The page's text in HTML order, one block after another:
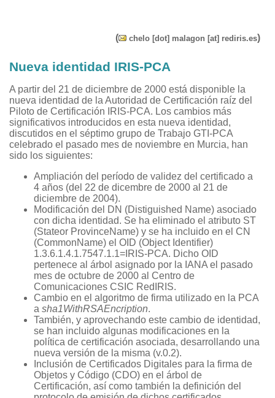
( chelo [dot] malagon [at] rediris.es)
Nueva identidad IRIS-PCA
A partir del 21 de diciembre de 2000 está disponible la
nueva identidad de la Autoridad de Certificación raíz del
Piloto de Certificación IRIS-PCA. Los cambios más
significativos introducidos en esta nueva identidad,
discutidos en el séptimo grupo de Trabajo GTI-PCA
celebrado el pasado mes de noviembre en Murcia, han
sido los siguientes:
Ampliación del período de validez del certificado a
4 años (del 22 de dicembre de 2000 al 21 de
diciembre de 2004).
Modificación del DN (Distiguished Name) asociado
con dicha identidad. Se ha eliminado el atributo ST
(Stateor ProvinceName) y se ha incluido en el CN
(CommonName) el OID (Object Identifier)
1.3.6.1.4.1.7547.1.1=IRIS-PCA. Dicho OID
pertenece al árbol asignado por la IANA el pasado
mes de octubre de 2000 al Centro de
Comunicaciones CSIC RedIRIS.
Cambio en el algoritmo de firma utilizado en la PCA
a sha1WithRSAEncription.
También, y aprovechando este cambio de identidad,
se han incluido algunas modificaciones en la
política de certificación asociada, desarrollando una
nueva versión de la misma (v.0.2).
Inclusión de Certificados Digitales para la firma de
Objetos y Código (CDO) en el árbol de
Certificación, así como también la definición del